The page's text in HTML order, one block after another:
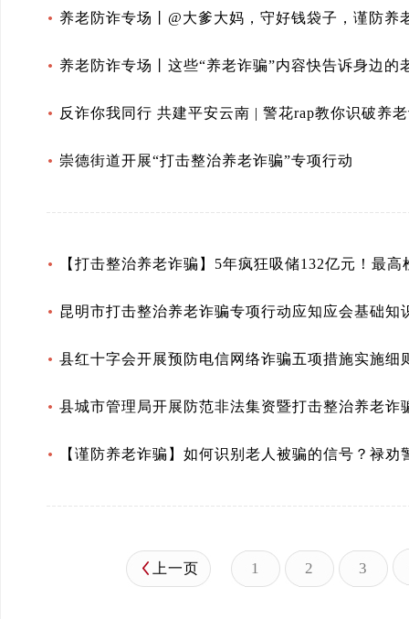
养老防诈专场丨@大爹大妈，守好钱袋子，谨防养
养老防诈专场丨这些“养老诈骗”内容快告诉身边的
反诈你我同行 共建平安云南 | 警花rap教你识破养
崇德街道开展“打击整治养老诈骗”专项行动
【打击整治养老诈骗】5年疯狂吸储132亿元！最
昆明市打击整治养老诈骗专项行动应知应会基础知
县红十字会开展预防电信网络诈骗五项措施实施
县城市管理局开展防范非法集资暨打击整治养老诈
【谨防养老诈骗】如何识别老人被骗的信号？禄
上一页 1 2 3